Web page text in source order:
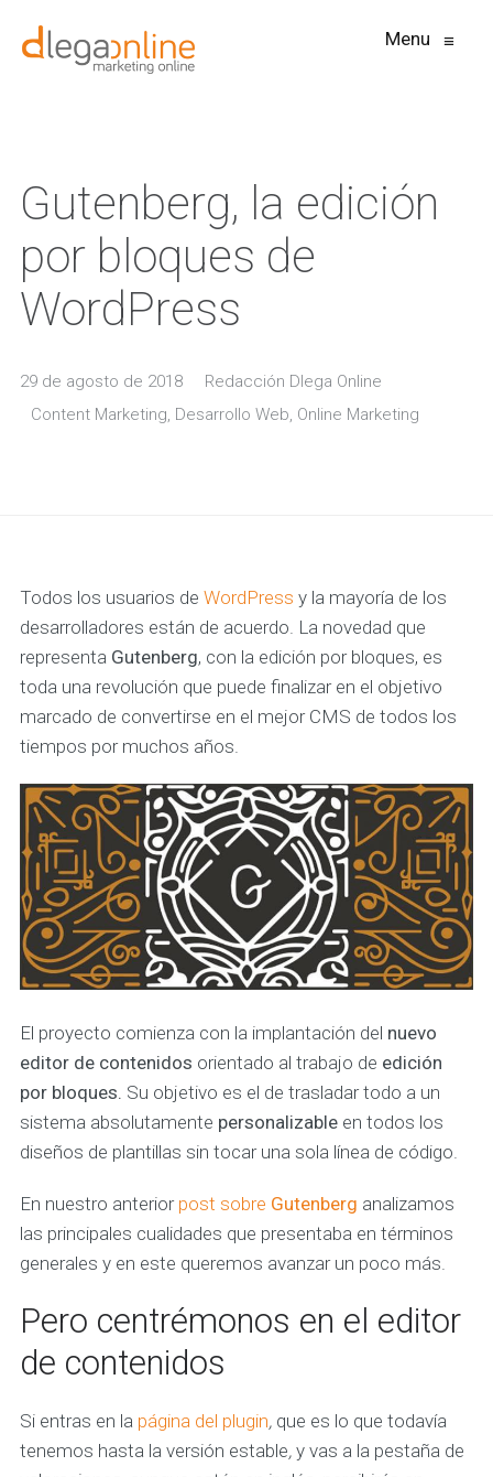
Menu ≡
Gutenberg, la edición
por bloques de
WordPress
29 de agosto de 2018
Redacción Dlega Online
Content Marketing, Desarrollo Web, Online Marketing
Todos los usuarios de WordPress y la mayoría de los
desarrolladores están de acuerdo. La novedad que
representa Gutenberg, con la edición por bloques, es
toda una revolución que puede finalizar en el objetivo
marcado de convertirse en el mejor CMS de todos los
tiempos por muchos años.
El proyecto comienza con la implantación del nuevo
editor de contenidos orientado al trabajo de edición
por bloques. Su objetivo es el de trasladar todo a un
sistema absolutamente personalizableen todos los
diseños de plantillas sin tocar una sola línea de código.
En nuestro anterior post sobre Gutenberg analizamos
las principales cualidades que presentaba en términos
generales y en este queremos avanzar un poco más.
Pero centrémonos en el editor
de contenidos
Si entras en la página del plugin, que es lo que todavía
tenemos hasta la versión estable,y vas a la pestaña de